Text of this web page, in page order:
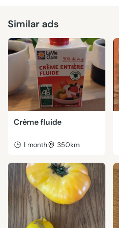
Similar ads
Crème fluide
1 month 350km